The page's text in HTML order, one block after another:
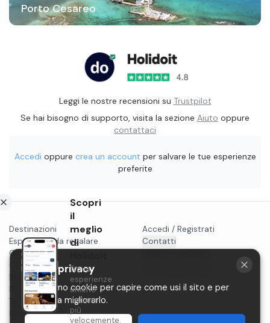
Porto Cesareo
Leggi le nostre recensioni su Trustpilot
Se hai bisogno di supporto, visita la sezione Aiuto oppure
contattaci
Accedi oppure crea un account per salvare le tue esperienze
preferite
Destinazioni
Esperienze da regalare
Gift card
Cosa fare a...
Blog
Privacy
Termini
Instagram
Accedi / Registrati
Contatti
Scopri
il
meglio
di
Trova
esperienze
uniche
ancora
più
velocemente.
La tua privacy
Utilizziamo cookie per capire come usi il sito e per
aiutarci a migliorarlo.